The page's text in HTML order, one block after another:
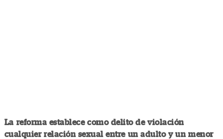
La reforma establece como delito de violación
cualquier relación sexual entre un adulto y un menor